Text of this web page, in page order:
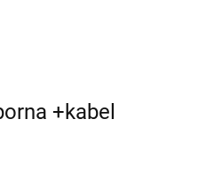
+kabel